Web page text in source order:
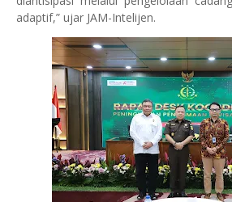
adaptif,” ujar JAM-Intelijen.